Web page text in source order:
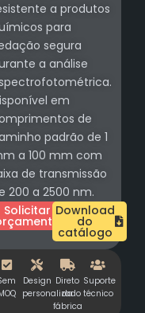
a produtos
para
segura
a análise
em
de
padrão de 1
a 100 mm com
de transmissão
200 a 2500 nm.
Solicitar Download
do
catálogo
Design
personalizado
Direto
da
fábrica
Suporte
técnico